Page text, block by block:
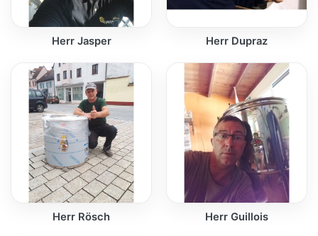
Herr Jasper Herr Dupraz
Herr Rösch Herr Guillois